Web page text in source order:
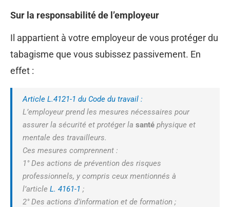
Sur la responsabilité de l’employeur
Il appartient à votre employeur de vous protéger du
tabagisme que vous subissez passivement. En
effet :
Article L.4121-1 du Code du travail :
L’employeur prend les mesures nécessaires pour
assurer la sécurité et protéger la santé physique et
mentale des travailleurs.
Ces mesures comprennent :
1° Des actions de prévention des risques
professionnels, y compris ceux mentionnés à
l’article L. 4161-1 ;
2° Des actions d’information et de formation ;